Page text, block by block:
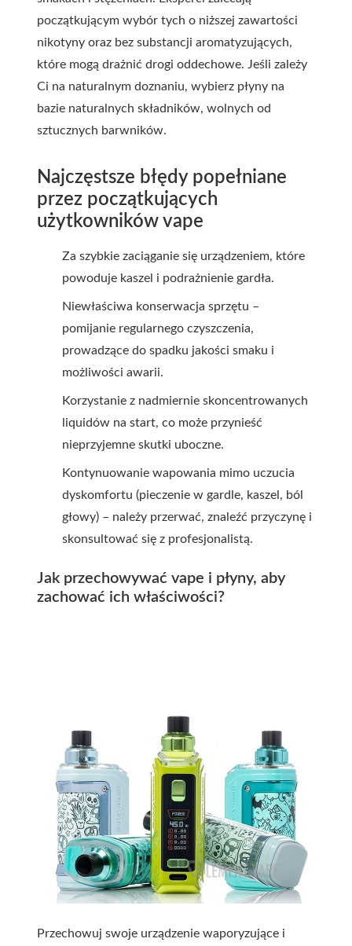
początkującym wybór tych o niższej zawartości
nikotyny oraz bez substancji aromatyzujących,
które mogą drażnić drogi oddechowe. Jeśli zależy
Ci na naturalnym doznaniu, wybierz płyny na
bazie naturalnych składników, wolnych od
sztucznych barwników.
Najczęstsze błędy popełniane
przez początkujących
użytkowników vape
Za szybkie zaciąganie się urządzeniem, które
powoduje kaszel i podrażnienie gardła.
Niewłaściwa konserwacja sprzętu –
pomijanie regularnego czyszczenia,
prowadzące do spadku jakości smaku i
możliwości awarii.
Korzystanie z nadmiernie skoncentrowanych
liquidów na start, co może przynieść
nieprzyjemne skutki uboczne.
Kontynuowanie wapowania mimo uczucia
dyskomfortu (pieczenie w gardle, kaszel, ból
głowy) – należy przerwać, znaleźć przyczynę i
skonsultować się z profesjonalistą.
Jak przechowywać vape i płyny, aby
zachować ich właściwości?
Przechowuj swoje urządzenie waporyzujące i